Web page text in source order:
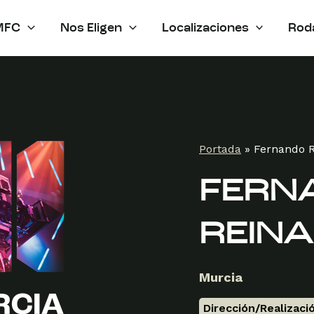
Nos Eligen Localizaciones
Portada » Fernando
Murcia
Dirección/